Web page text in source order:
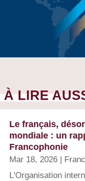
À LIRE
Le français,
mondiale : un
Francophonie
Mar 18, 2026 |
L'Organisation